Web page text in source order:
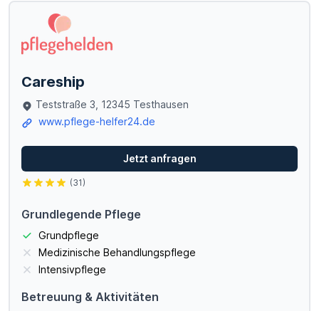
Careship
Teststraße 3, 12345 Testhausen
www.pflege-helfer24.de
Jetzt anfragen
(31)
Grundlegende Pflege
Grundpflege
Medizinische Behandlungspflege
Intensivpflege
Betreuung & Aktivitäten